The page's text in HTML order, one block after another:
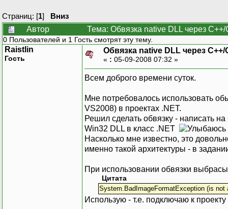
Страниц: [1] Вниз
Автор
Тема: Обвязка native DLL через
0 Пользователей и 1 Гость смотрят эту тему.
Raistlin
Гость
Обвязка native DLL через C++/
« : 05-09-2008 07:32 »
Всем доброго времени суток.
Мне потребовалось использовать
VS2008) в проектах .NET.
Решил сделать обвязку - написать
Win32 DLL в класс .NET
Насколько мне известно, это
именно такой архитектуры - в
При использовании обвязки
Цитата
System.BadImageFormatException (is not
Использую - т.е. подключаю к